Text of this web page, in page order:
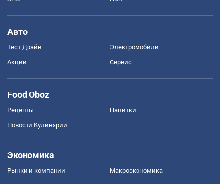
Авто
Тест Драйв Электромобили
Акции Сервис
Food Oboz
Рецепты Напитки
Новости Кулинарии
Экономика
Рынки и компании Mакроэкономика